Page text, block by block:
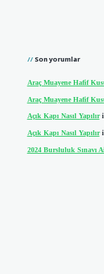
Son yorumlar
Araç Muayene Hafif
Araç Muayene Hafif
Açık Kapı Nasıl Yapılır
Açık Kapı Nasıl Yapılır
2024 Bursluluk Sınavı